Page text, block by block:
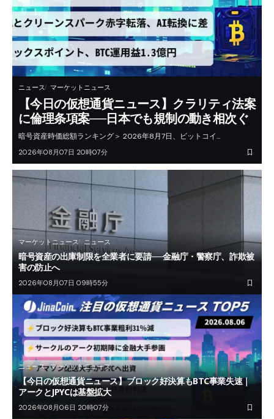
ニュース マーケットニュース
【今日の仮想通貨ニュース】クラリティ法案
に倫理条項案──日本でも規制の動き相次ぐ
暗号資産時価総額ランキング＞ 2026年8月7日、ビットコイ…
2026年08月07日 20時07分
マーケットニュース ニュース
暗号資産の出庫制限を全業者に要請──金融庁・警察庁、詐欺被
害の防止へ
2026年08月07日 09時55分
ニュース マーケットニュース
【今日の仮想通貨ニュース】ブロック好決算もBTC事業失速｜
アークとJPYCは基盤拡大
2026年08月06日 20時07分